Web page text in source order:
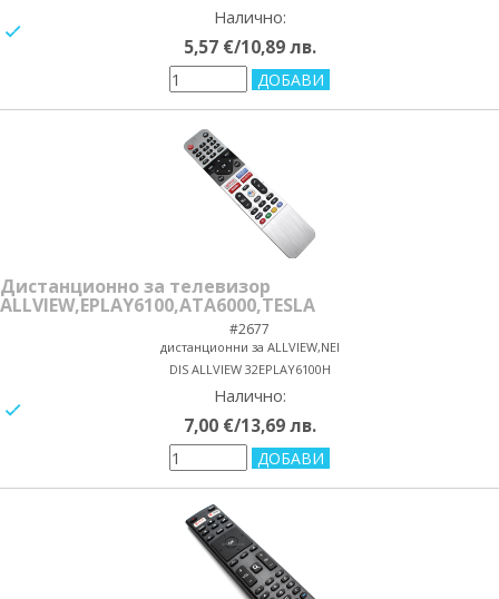
Налично:
5,57 €/10,89 лв.
Дистанционно за телевизор
ALLVIEW,EPLAY6100,ATA6000,TESLA
#2677
дистанционни за ALLVIEW,NEI
DIS ALLVIEW 32EPLAY6100H
Налично:
7,00 €/13,69 лв.